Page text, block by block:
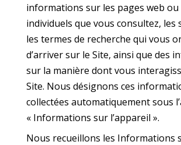
informations sur les pages web
individuels que vous consultez, les
les termes de recherche qui vous
d’arriver sur le Site, ainsi que des
sur la manière dont vous
Site. Nous désignons ces
collectées automatiquement sous
« Informations sur l’appareil ».
Nous recueillons les Informations